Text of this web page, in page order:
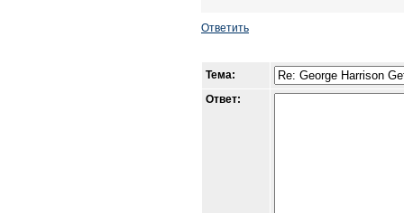
Ответить
Тема:
Ответ: